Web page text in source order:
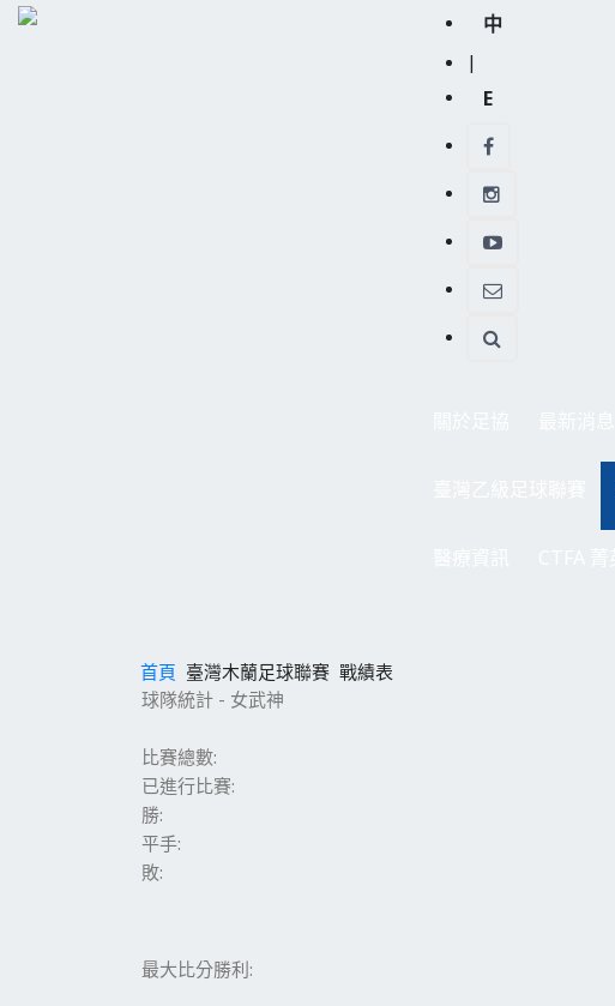
中
|
E
首頁 臺灣木蘭足球聯賽 戰績表
球隊統計 - 女武神
比賽總數:
已進行比賽:
勝:
平手:
敗:
最大比分勝利: